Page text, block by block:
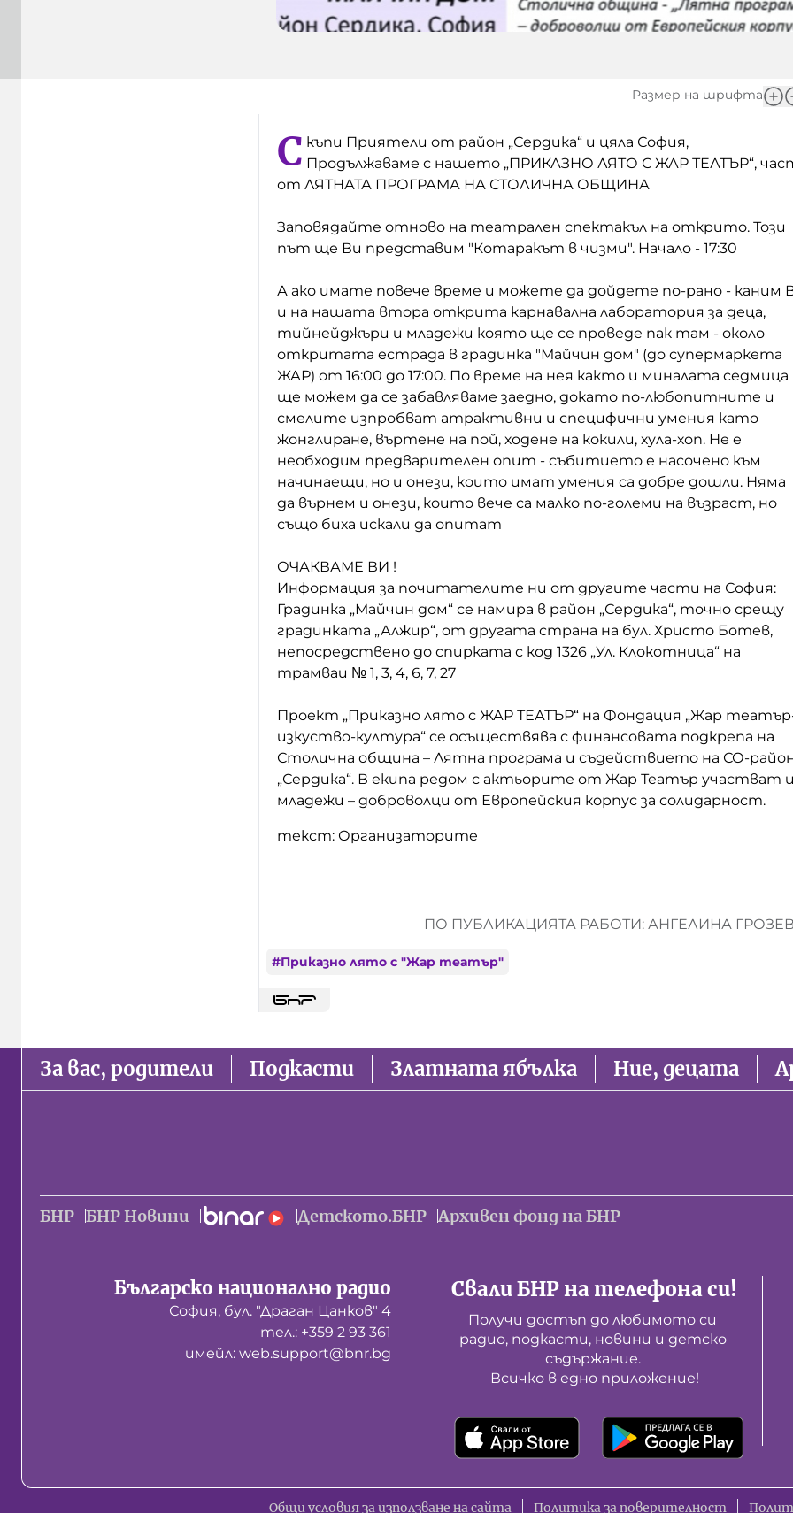
Размер на шрифта
С къпи Приятели от район „Сердика“ и цяла София,
Продължаваме с нашето „ПРИКАЗНО ЛЯТО С ЖАР ТЕАТЪР“,
от ЛЯТНАТА ПРОГРАМА НА СТОЛИЧНА ОБЩИНА
Заповядайте отново на театрален спектакъл на открито. Този
път ще Ви представим "Котаракът в чизми". Начало - 17:30
А ако имате повече време и можете да дойдете по-рано - каним
и на нашата втора открита карнавална лаборатория за деца,
тийнейджъри и младежи която ще се проведе пак там - около
откритата естрада в градинка "Майчин дом" (до супермаркета
ЖАР) от 16:00 до 17:00. По време на нея както и миналата седмица
ще можем да се забавляваме заедно, докато по-любопитните и
смелите изпробват атрактивни и специфични умения като
жонглиране, въртене на пой, ходене на кокили, хула-хоп. Не е
необходим предварителен опит - събитието е насочено към
начинаещи, но и онези, които имат умения са добре дошли. Няма
да върнем и онези, които вече са малко по-големи на възраст, но
също биха искали да опитат
ОЧАКВАМЕ ВИ !
Информация за почитателите ни от другите части на София:
Градинка „Майчин дом“ се намира в район „Сердика“, точно срещу
градинката „Алжир“, от другата страна на бул. Христо Ботев,
непосредствено до спирката с код 1326 „Ул. Клокотница“ на
трамваи № 1, 3, 4, 6, 7, 27
Проект „Приказно лято с ЖАР ТЕАТЪР“ на Фондация „Жар
изкуство-култура“ се осъществява с финансовата подкрепа на
Столична община – Лятна програма и съдействието на СО-
„Сердика“. В екипа редом с актьорите от Жар Театър участват
младежи – доброволци от Европейския корпус за солидарност.
текст: Организаторите
ПО ПУБЛИКАЦИЯТА РАБОТИ: АНГЕЛИНА
#Приказно лято с "Жар театър"
За вас, родители Подкасти Златната ябълка Ние, децата
БНР БНР Новини Детското.БНР Архивен фонд на БНР
Българско национално радио
София, бул. "Драган Цанков" 4
тел.: +359 2 93 361
имейл: web.support@bnr.bg
Свали БНР на телефона си!
Получи достъп до любимото си
радио, подкасти, новини и детско
съдържание.
Всичко в едно приложение!
Общи условия за използване на сайта Политика за поверителност